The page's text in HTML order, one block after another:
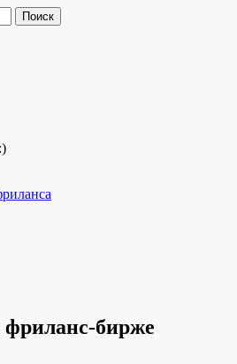
фриланс-бирже